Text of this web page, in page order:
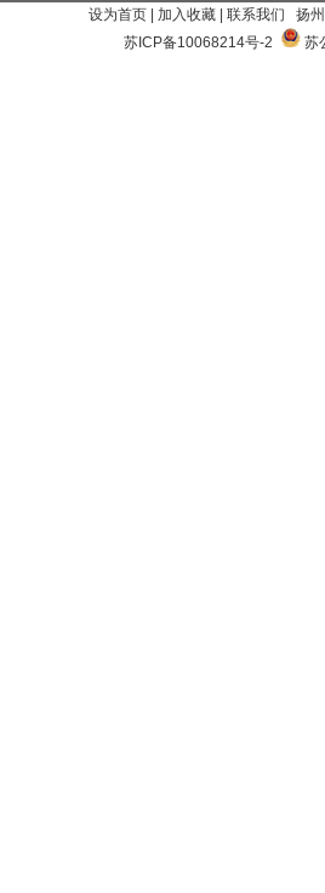
设为首页 加入收藏 联系我们 扬
苏ICP备10068214号-2
苏